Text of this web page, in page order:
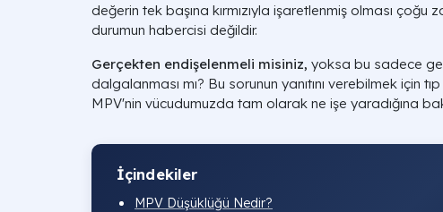
değerin tek başına kırmızıyla işaretlenmiş olması çoğu
durumun habercisi değildir.
Gerçekten endişelenmeli misiniz, yoksa bu sadece
dalgalanması mı? Bu sorunun yanıtını verebilmek için
MPV'nin vücudumuzda tam olarak ne işe yaradığına
İçindekiler
MPV Düşüklüğü Nedir?